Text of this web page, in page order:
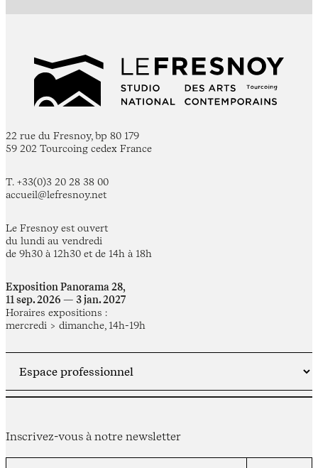
22 rue du Fresnoy, bp 80 179
59 202 Tourcoing cedex France
T. +33(0)3 20 28 38 00
accueil@lefresnoy.net
Le Fresnoy est ouvert
du lundi au vendredi
de 9h30 à 12h30 et de 14h à 18h
Exposition Panorama 28,
11 sep. 2026 — 3 jan. 2027
Horaires expositions :
mercredi > dimanche, 14h-19h
Inscrivez-vous à notre newsletter